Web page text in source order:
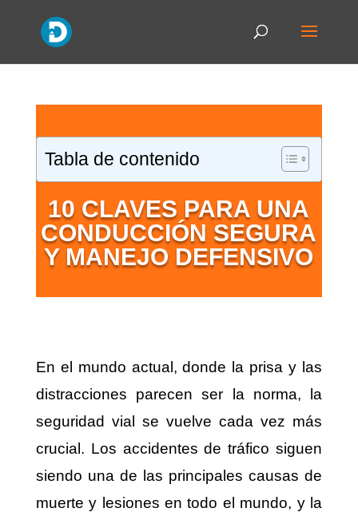
Tabla de contenido
10 CLAVES PARA UNA
CONDUCCIÓN SEGURA
Y MANEJO DEFENSIVO
En el mundo actual, donde la prisa y las
distracciones parecen ser la norma, la
seguridad vial se vuelve cada vez más
crucial. Los accidentes de tráfico siguen
siendo una de las principales causas de
muerte y lesiones en todo el mundo, y la